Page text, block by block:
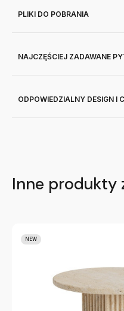
PLIKI DO POBRANIA
NAJCZĘŚCIEJ ZADAWANE
ODPOWIEDZIALNY DESIGN I
Inne produkty
NEW